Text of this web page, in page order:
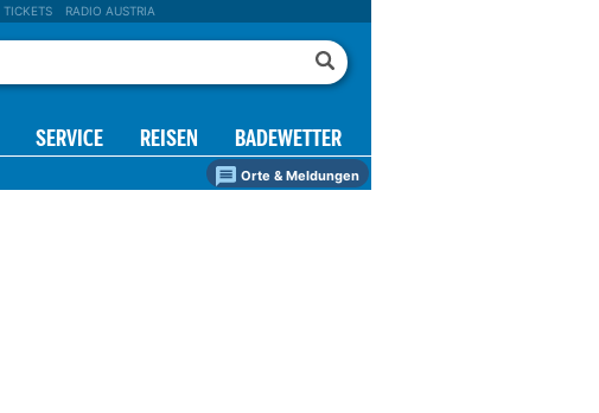
TICKETS RADIO AUSTRIA
SERVICE REISEN BADEWETTER
Orte & Meldungen